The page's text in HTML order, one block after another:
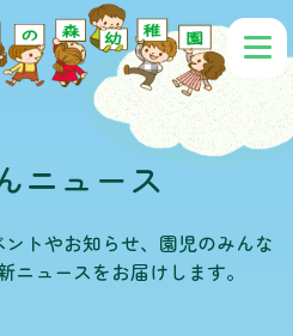
ニュース
トやお知らせ、園児のみんな
ニュースをお届けします。